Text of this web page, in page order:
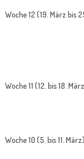
Woche 12 (19. März bis
Woche 11 (12. bis 18.
Woche 10 (5. bis 11.